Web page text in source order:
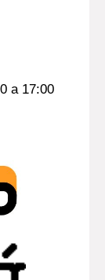
- LATU
a 17:00